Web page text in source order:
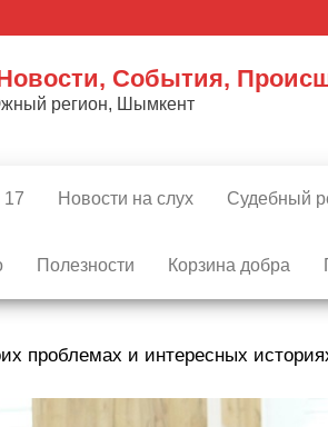
События,
регион, Шымкент
17 Новости на слух Судебный
Полезности Корзина добра
проблемах и интересных